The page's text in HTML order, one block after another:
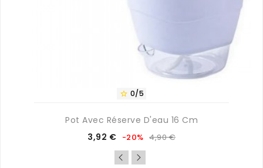
 0/5
Pot Avec Réserve D'eau 16 Cm
Prix
3,92 € Prix
de
base
-20% 4,90 €